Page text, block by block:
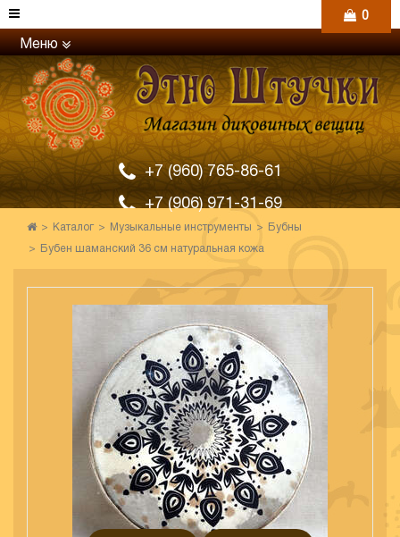
Меню
+7 (960) 765-86-61
+7 (906) 971-31-69
0
Каталог Музыкальные инструменты Бубны
Бубен шаманский 36 см натуральная кожа